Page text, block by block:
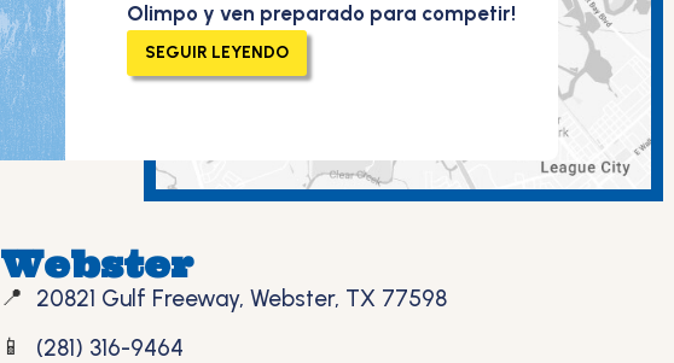
Olimpo y ven preparado para competir!
SEGUIR LEYENDO
Webster
📍 20821 Gulf Freeway, Webster, TX 77598
📱 (281) 316-9464